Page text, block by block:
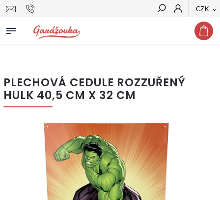
CZK
Hledat
PLECHOVÁ CEDULE ROZZUŘENÝ
HULK 40,5 CM X 32 CM